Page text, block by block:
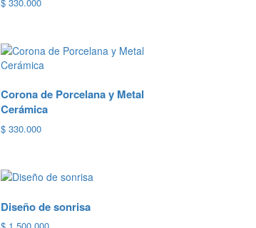
Corona de Porcelana y Metal
Cerámica
$ 330.000
Diseño de sonrisa